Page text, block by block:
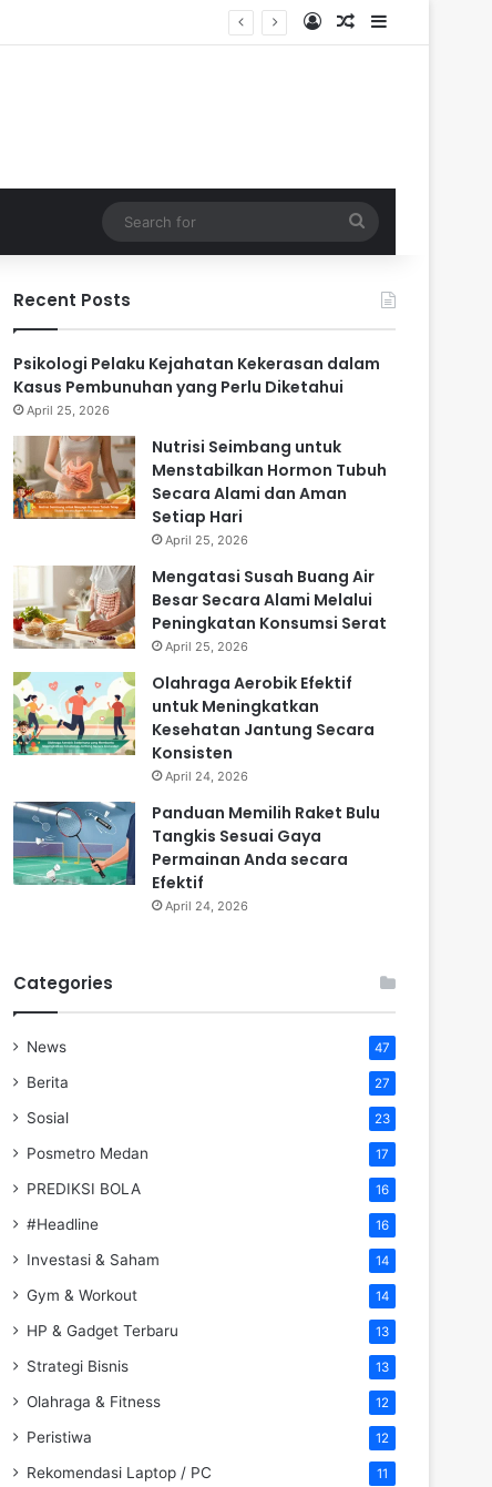
Log InRandom Article
Sidebar
for
Recent Posts
Psikologi Pelaku Kejahatan Kekerasan dalam
Kasus Pembunuhan yang Perlu Diketahui
April 25, 2026
Nutrisi Seimbang untuk
Menstabilkan Hormon Tubuh
Secara Alami dan Aman
Setiap Hari
April 25, 2026
Mengatasi Susah Buang Air
Besar Secara Alami Melalui
Peningkatan Konsumsi Serat
April 25, 2026
Olahraga Aerobik Efektif
untuk Meningkatkan
Kesehatan Jantung Secara
Konsisten
April 24, 2026
Panduan Memilih Raket Bulu
Tangkis Sesuai Gaya
Permainan Anda secara
Efektif
April 24, 2026
Categories
News 47
Berita 27
Sosial 23
Posmetro Medan 17
PREDIKSI BOLA 16
#Headline 16
Investasi & Saham 14
Gym & Workout 14
HP & Gadget Terbaru 13
Strategi Bisnis 13
Olahraga & Fitness 12
Peristiwa 12
Rekomendasi Laptop / PC 11